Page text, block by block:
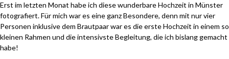
Erst im letzten Monat habe ich diese wunderbare Hochzeit in Münster
fotografiert. Für mich war es eine ganz Besondere, denn mit nur vier
Personen inklusive dem Brautpaar war es die erste Hochzeit in einem so
kleinen Rahmen und die intensivste Begleitung, die ich bislang gemacht
habe!